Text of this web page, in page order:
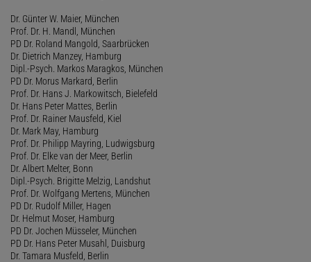
Dr. Günter W. Maier, München
Prof. Dr. H. Mandl, München
PD Dr. Roland Mangold, Saarbrücken
Dr. Dietrich Manzey, Hamburg
Dipl.-Psych. Markos Maragkos, München
PD Dr. Morus Markard, Berlin
Prof. Dr. Hans J. Markowitsch, Bielefeld
Dr. Hans Peter Mattes, Berlin
Prof. Dr. Rainer Mausfeld, Kiel
Dr. Mark May, Hamburg
Prof. Dr. Philipp Mayring, Ludwigsburg
Prof. Dr. Elke van der Meer, Berlin
Dr. Albert Melter, Bonn
Dipl.-Psych. Brigitte Melzig, Landshut
Prof. Dr. Wolfgang Mertens, München
PD Dr. Rudolf Miller, Hagen
Dr. Helmut Moser, Hamburg
PD Dr. Jochen Müsseler, München
PD Dr. Hans Peter Musahl, Duisburg
Dr. Tamara Musfeld, Berlin